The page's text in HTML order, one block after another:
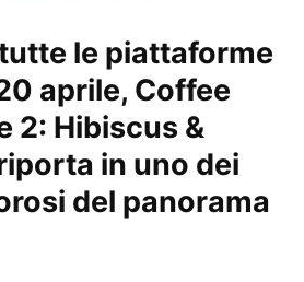
le piattaforme
aprile, Coffee
2: Hibiscus &
in uno dei
del panorama